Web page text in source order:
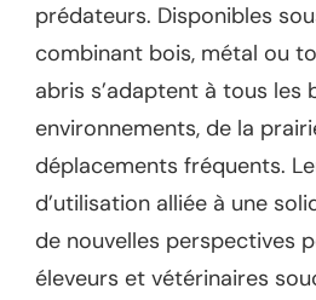
prédateurs. Disponibles
combinant bois, métal ou
abris s’adaptent à tous les
environnements, de la
déplacements fréquents.
d’utilisation alliée à une
de nouvelles perspectives
éleveurs et vétérinaires